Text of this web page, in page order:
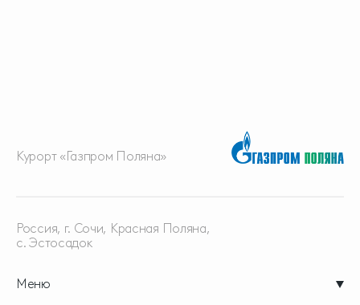
Курорт «Газпром Поляна»
Меню
Россия, г. Сочи, Красная Поляна,
с. Эстосадок